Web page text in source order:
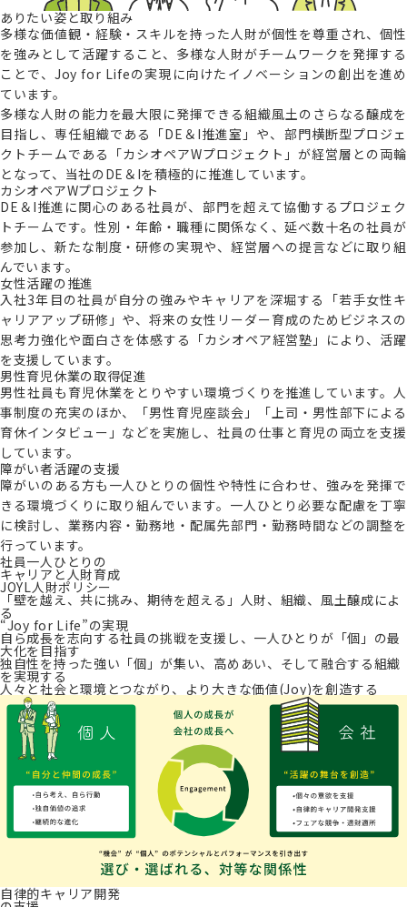
ありたい姿と取り組み
多様な価値観・経験・スキルを持った人財が個性を尊重され、個性
を強みとして活躍すること、多様な人財がチームワークを発揮する
ことで、Joy for Lifeの実現に向けたイノベーションの創出を進め
ています。
多様な人財の能力を最大限に発揮できる組織風土のさらなる醸成を
目指し、専任組織である「DE＆I推進室」や、部門横断型プロジェ
クトチームである「カシオペアWプロジェクト」が経営層との両輪
となって、当社のDE＆Iを積極的に推進しています。
カシオペアWプロジェクト
DE＆I推進に関心のある社員が、部門を超えて協働するプロジェク
トチームです。性別・年齢・職種に関係なく、延べ数十名の社員が
参加し、新たな制度・研修の実現や、経営層への提言などに取り組
んでいます。
女性活躍の推進
入社3年目の社員が自分の強みやキャリアを深堀する「若手女性キ
ャリアアップ研修」や、将来の女性リーダー育成のためビジネスの
思考力強化や面白さを体感する「カシオペア経営塾」により、活躍
を支援しています。
男性育児休業の取得促進
男性社員も育児休業をとりやすい環境づくりを推進しています。人
事制度の充実のほか、「男性育児座談会」「上司・男性部下による
育休インタビュー」などを実施し、社員の仕事と育児の両立を支援
しています。
障がい者活躍の支援
障がいのある方も一人ひとりの個性や特性に合わせ、強みを発揮で
きる環境づくりに取り組んでいます。一人ひとり必要な配慮を丁寧
に検討し、業務内容・勤務地・配属先部門・勤務時間などの調整を
行っています。
社員一人ひとりの
キャリアと人財育成
JOYL人財ポリシー
「壁を越え、共に挑み、期待を超える」人財、組織、風土醸成によ
る
“Joy for Life”の実現
自ら成長を志向する社員の挑戦を支援し、一人ひとりが「個」の最
大化を目指す
独自性を持った強い「個」が集い、高めあい、そして融合する組織
を実現する
人々と社会と環境とつながり、より大きな価値(Joy)を創造する
自律的キャリア開発